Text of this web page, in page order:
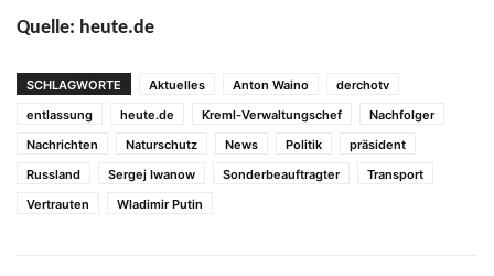
Quelle: heute.de
SCHLAGWORTE Aktuelles Anton Waino
derchotv
entlassung
heute.de Kreml-Verwaltungschef
Nachfolger
Nachrichten
Naturschutz News Politik
präsident
Russland
Sergej Iwanow Sonderbeauftragter
Transport
Vertrauten
Wladimir Putin